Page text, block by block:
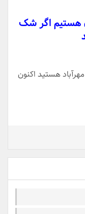
هستیم اگر شک
هستید اکنون